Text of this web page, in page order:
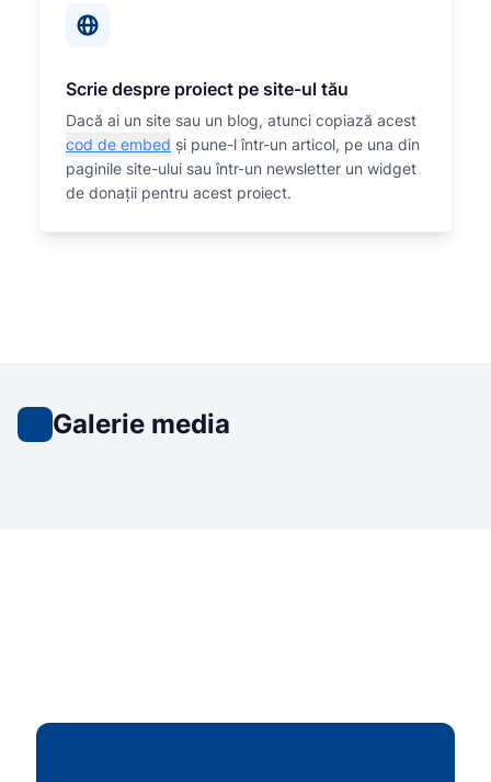
Scrie despre proiect pe site-ul tău
Dacă ai un site sau un blog, atunci copiază acest
cod de embed și pune-l într-un articol, pe una din
paginile site-ului sau într-un newsletter un widget
de donații pentru acest proiect.
Galerie media